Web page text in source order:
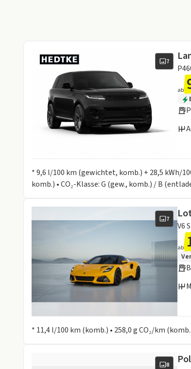
7
ab
* 9,6 l/100 km (gewichtet, komb.) + 28,5 kWh/
komb.) • CO₂-Klasse: G (gew., komb.) / B
7
V6
ab
* 11,4 l/100 km (komb.) • 258,0 g CO₂/km
8